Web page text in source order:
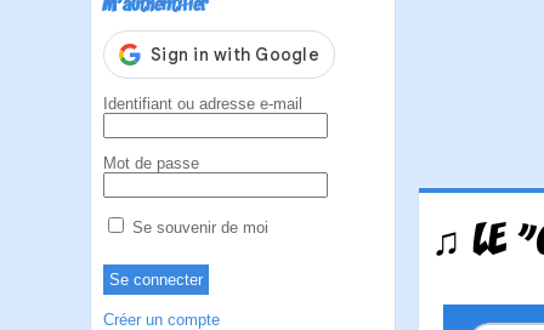
M'authentifier
Identifiant ou adresse e-mail
Mot de passe
Se souvenir de moi
Créer un compte
♫ LE